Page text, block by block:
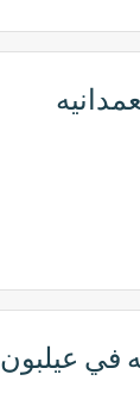
في عيلبون